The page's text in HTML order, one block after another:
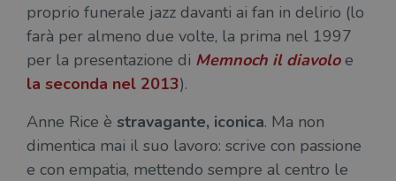
proprio funerale jazz davanti ai fan in delirio (lo
farà per almeno due volte, la prima nel 1997
per la presentazione di Memnoch il diavoloe
la seconda nel 2013).
Anne Rice è stravagante, iconica. Ma non
dimentica mai il suo lavoro: scrive con passione
e con empatia, mettendo sempre al centro le